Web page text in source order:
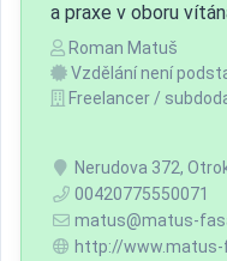
a praxe v oboru
Roman Matuš
Vzdělání není
Freelancer /
Nerudova 372,
00420775550071
matus@matus-
http://www.matus-